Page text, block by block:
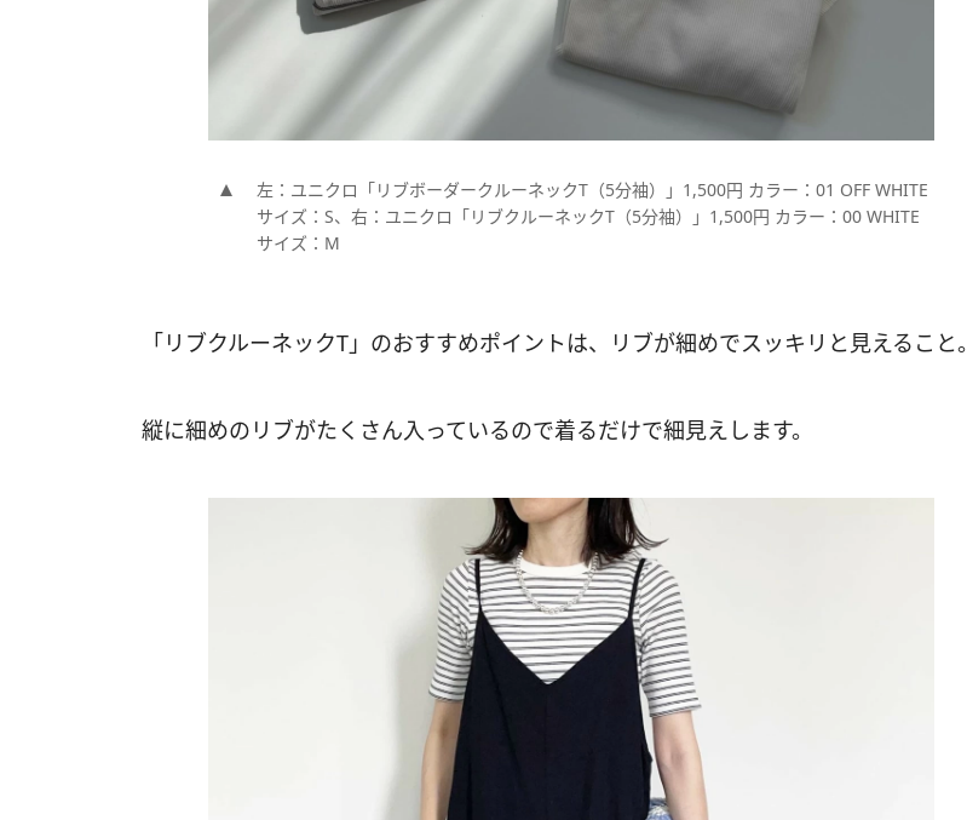
左：ユニクロ「リブボーダークルーネックT（5分袖）」1,500円 カラー：01 OFF WHITE
サイズ：S、右：ユニクロ「リブクルーネックT（5分袖）」1,500円 カラー：00 WHITE
サイズ：M
「リブクルーネックT」のおすすめポイントは、リブが細めでスッキリと見えること。
縦に細めのリブがたくさん入っているので着るだけで細見えします。